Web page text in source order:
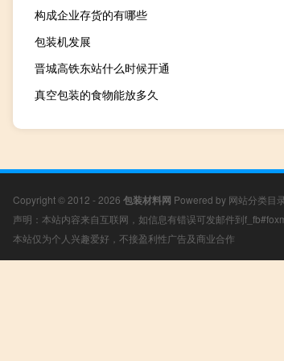
构成企业存货的有哪些
包装机发展
晋城高铁东站什么时候开通
真空包装的食物能放多久
Copyright © 2012 - 2026 包装材料网 Powered by 网站分类目
声明：本站内容来自互联网，如信息有错误可发邮件到
本站仅为个人兴趣爱好，不接盈利性广告及商业合作